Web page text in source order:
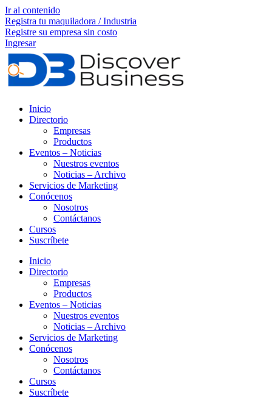
Ir al contenido
Registra tu maquiladora / Industria
Registre su empresa sin costo
Ingresar
Inicio
Directorio
Empresas
Productos
Eventos – Noticias
Nuestros eventos
Noticias – Archivo
Servicios de Marketing
Conócenos
Nosotros
Contáctanos
Cursos
Suscríbete
Inicio
Directorio
Empresas
Productos
Eventos – Noticias
Nuestros eventos
Noticias – Archivo
Servicios de Marketing
Conócenos
Nosotros
Contáctanos
Cursos
Suscríbete